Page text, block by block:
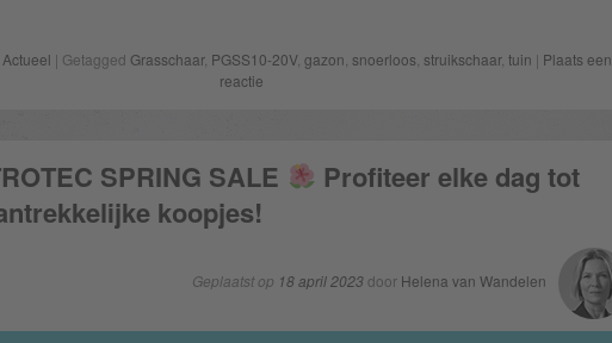
Actueel | Getagged Grasschaar, PGSS10-20V, gazon snoerloos struikschaar, tuin | Plaats een
reactie
SPRING SALE
Profiteer elke dag tot
koopjes!
Geplaatst op 18 april 2023door Helena van Wandelen